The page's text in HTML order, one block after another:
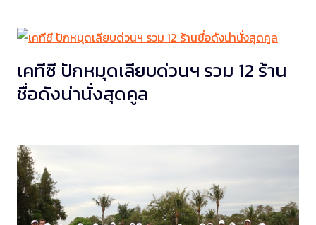
เคทีซี ปักหมุดเลียบด่วนฯ รวม 12 ร้าน
ชื่อดังน่านั่งสุดคูล